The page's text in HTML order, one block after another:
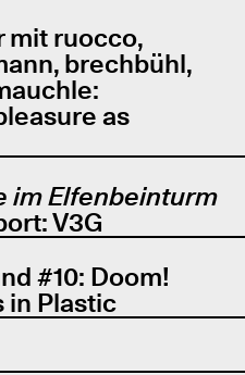
ruocco,
brechbühl,
as
im Elfenbeinturm
V3G
#10: Doom!
in Plastic